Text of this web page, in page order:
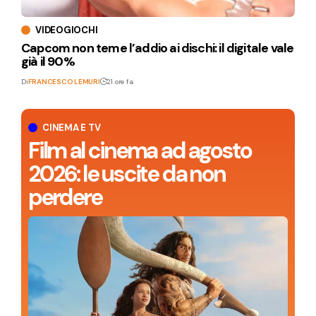
CINEMA E TV
Film al cinema ad agosto
2026: le uscite da non
perdere
VIDEOGIOCHI
Capcom non teme l’addio ai dischi: il digitale vale
già il 90%
DiFRANCESCO LEMURI 21 ore fa